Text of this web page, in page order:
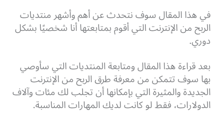
في هذا المقال سوف نتحدث عن أهم وأشهر منتديات
الربح من الإنترنت التي أقوم بمتابعتها أنا شخصيًا بشكل
دوري.
بعد قراءة هذا المقال ومتابعة المنتديات التي سأوصي
بها سوف تتمكن من معرفة طرق الربح من الإنترنت
الجديدة والمثيرة التي بإمكانها أن تجلب لك مئات وآلاف
الدولارات، فقط لو كانت لديك المهارات المناسبة.